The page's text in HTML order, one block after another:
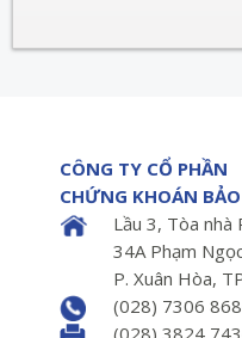
CÔNG TY CỔ PHẦN
CHỨNG KHOÁN
Lầu 3, Tòa nhà
34A Phạm
P. Xuân Hòa,
(028) 7306
(028) 3824